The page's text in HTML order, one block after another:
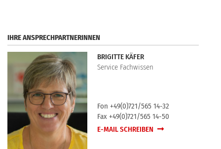
IHRE ANSPRECHPARTNERINNEN
BRIGITTE KÄFER
Service Fachwissen
Fon +49(0)721/565 14-32
Fax +49(0)721/565 14-50
E-MAIL SCHREIBEN